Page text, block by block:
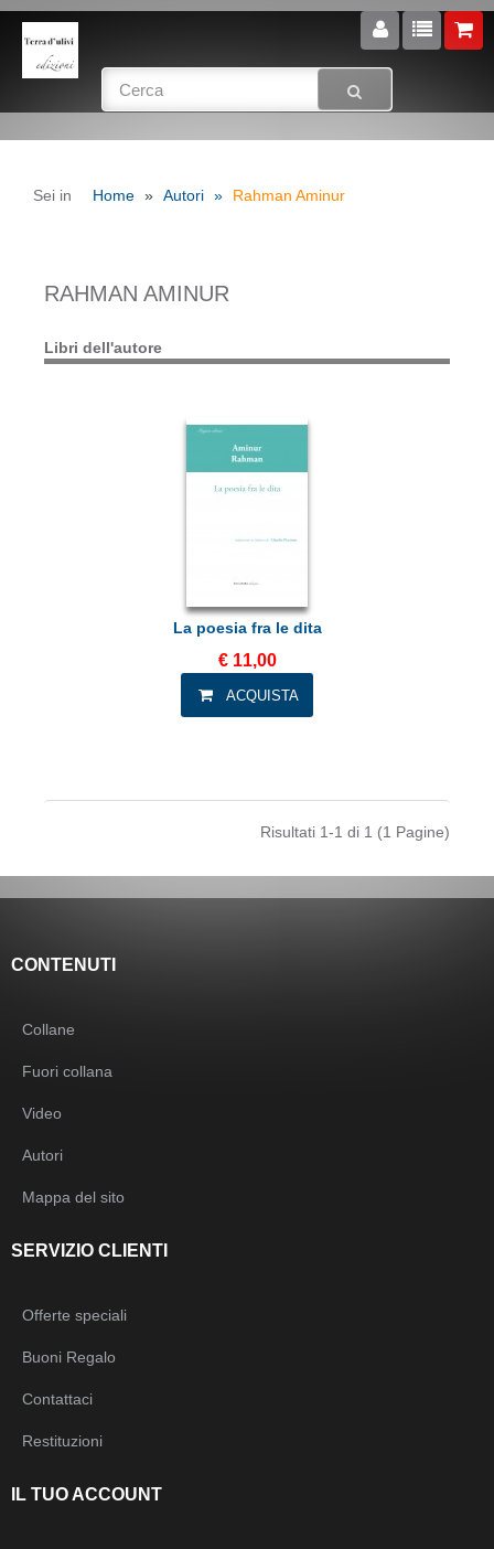
Sei in Home Autori Rahman Aminur
RAHMAN AMINUR
Libri dell'autore
La poesia fra le dita
€ 11,00
Risultati 1-1 di 1 (1 Pagine)
CONTENUTI
Collane
Fuori collana
Video
Autori
Mappa del sito
SERVIZIO CLIENTI
Offerte speciali
Buoni Regalo
Contattaci
Restituzioni
IL TUO ACCOUNT